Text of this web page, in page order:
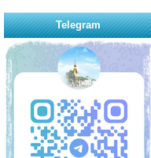
Telegram